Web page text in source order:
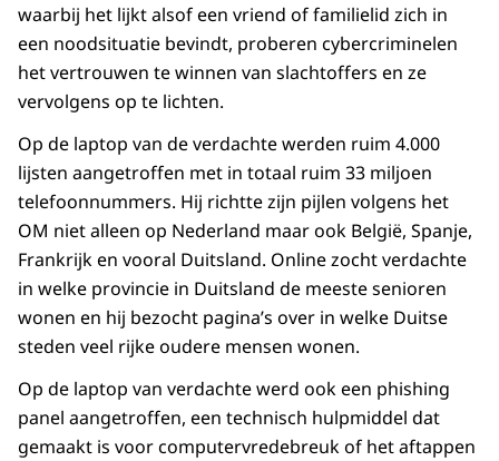
waarbij het lijkt alsof een vriend of familielid zich in
een noodsituatie bevindt, proberen cybercriminelen
het vertrouwen te winnen van slachtoffers en ze
vervolgens op te lichten.
Op de laptop van de verdachte werden ruim 4.000
lijsten aangetroffen met in totaal ruim 33 miljoen
telefoonnummers. Hij richtte zijn pijlen volgens het
OM niet alleen op Nederland maar ook België, Spanje,
Frankrijk en vooral Duitsland. Online zocht verdachte
in welke provincie in Duitsland de meeste senioren
wonen en hij bezocht pagina’s over in welke Duitse
steden veel rijke oudere mensen wonen.
Op de laptop van verdachte werd ook een phishing
panel aangetroffen, een technisch hulpmiddel dat
gemaakt is voor computervredebreuk of het aftappen